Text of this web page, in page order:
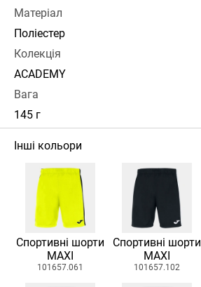
Матеріал
Поліестер
Колекція
ACADEMY
Вага
145 г
Інші кольори
Спортивні шорти
MAXI
101657.061
Спортивні шорти
MAXI
101657.102